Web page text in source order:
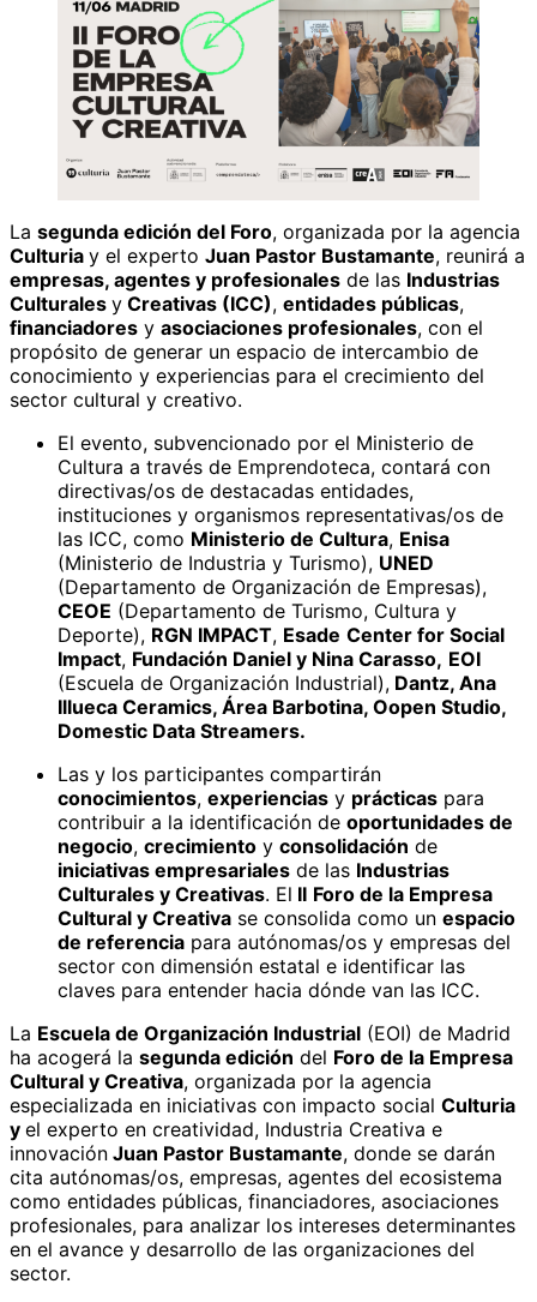
La segunda edición del Foro, organizada por la agencia
Culturia y el experto Juan Pastor Bustamante, reunirá a
empresas, agentes y profesionales de las Industrias
Culturales y Creativas (ICC), entidades públicas,
financiadores y asociaciones profesionales, con el
propósito de generar un espacio de intercambio de
conocimiento y experiencias para el crecimiento del
sector cultural y creativo.
El evento, subvencionado por el Ministerio de
Cultura a través de Emprendoteca, contará con
directivas/os de destacadas entidades,
instituciones y organismos representativas/os de
las ICC, como Ministerio de Cultura, Enisa
(Ministerio de Industria y Turismo), UNED
(Departamento de Organización de Empresas),
CEOE (Departamento de Turismo, Cultura y
Deporte), RGN IMPACT, Esade Center for Social
Impact, Fundación Daniel y Nina Carasso, EOI
(Escuela de Organización Industrial), Dantz, Ana
Illueca Ceramics, Área Barbotina, Oopen Studio,
Domestic Data Streamers.
Las y los participantes compartirán
conocimientos, experiencias y prácticas para
contribuir a la identificación de oportunidades de
negocio, crecimiento y consolidación de
iniciativas empresariales de las Industrias
Culturales y Creativas. El II Foro de la Empresa
Cultural y Creativa se consolida como un espacio
de referencia para autónomas/os y empresas del
sector con dimensión estatal e identificar las
claves para entender hacia dónde van las ICC.
La Escuela de Organización Industrial (EOI) de Madrid
ha acogerá la segunda edición del Foro de la Empresa
Cultural y Creativa, organizada por la agencia
especializada en iniciativas con impacto social Culturia
y el experto en creatividad, Industria Creativa e
innovación Juan Pastor Bustamante, donde se darán
cita autónomas/os, empresas, agentes del ecosistema
como entidades públicas, financiadores, asociaciones
profesionales, para analizar los intereses determinantes
en el avance y desarrollo de las organizaciones del
sector.